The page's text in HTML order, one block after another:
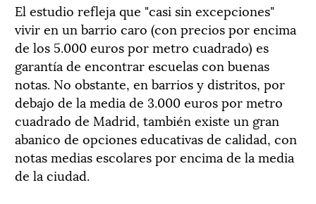
El estudio refleja que "casi sin excepciones"
vivir en un barrio caro (con precios por encima
de los 5.000 euros por metro cuadrado) es
garantía de encontrar escuelas con buenas
notas. No obstante, en barrios y distritos, por
debajo de la media de 3.000 euros por metro
cuadrado de Madrid, también existe un gran
abanico de opciones educativas de calidad, con
notas medias escolares por encima de la media
de la ciudad.